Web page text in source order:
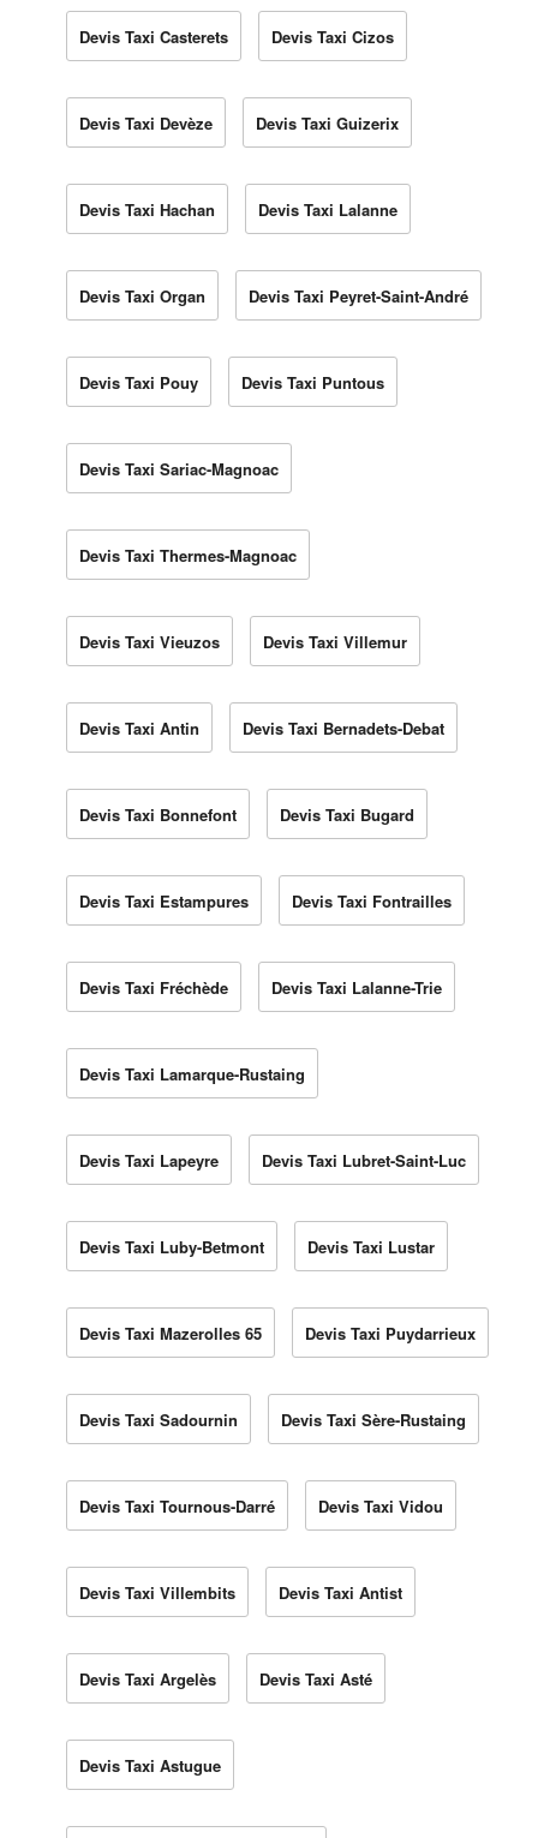
Devis Taxi Casterets Devis Taxi Cizos
Devis Taxi Devèze Devis Taxi Guizerix
Devis Taxi Hachan Devis Taxi Lalanne
Devis Taxi Organ Devis Taxi Peyret-Saint-André
Devis Taxi Pouy Devis Taxi Puntous
Devis Taxi Sariac-Magnoac
Devis Taxi Thermes-Magnoac
Devis Taxi Vieuzos Devis Taxi Villemur
Devis Taxi Antin Devis Taxi Bernadets-Debat
Devis Taxi Bonnefont Devis Taxi Bugard
Devis Taxi Estampures Devis Taxi Fontrailles
Devis Taxi Fréchède Devis Taxi Lalanne-Trie
Devis Taxi Lamarque-Rustaing
Devis Taxi Lapeyre Devis Taxi Lubret-Saint-Luc
Devis Taxi Luby-Betmont Devis Taxi Lustar
Devis Taxi Mazerolles 65 Devis Taxi Puydarrieux
Devis Taxi Sadournin Devis Taxi Sère-Rustaing
Devis Taxi Tournous-Darré Devis Taxi Vidou
Devis Taxi Villembits Devis Taxi Antist
Devis Taxi Argelès Devis Taxi Asté
Devis Taxi Astugue